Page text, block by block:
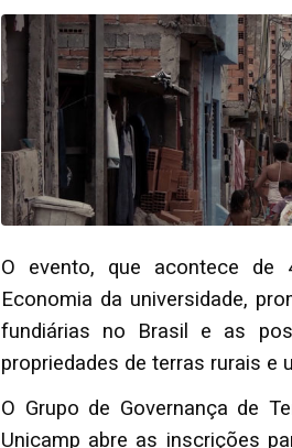
O evento, que acontece
Economia da universidade,
fundiárias no Brasil e as
propriedades de terras rurais e
O Grupo de Governança de
Unicamp abre as inscrições